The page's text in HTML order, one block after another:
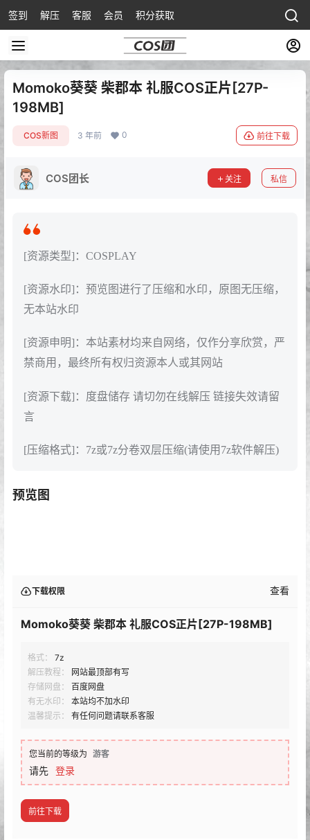
签到 解压 客服 会员 积分获取
Momoko葵葵 柴郡本 礼服COS正片[27P-
198MB]
COS新图 3 年前 0 前往下载
COS团长 关注 私信
[资源类型]：COSPLAY
[资源水印]：预览图进行了压缩和水印，原图无压缩，
无本站水印
[资源申明]：本站素材均来自网络，仅作分享欣赏，严
禁商用，最终所有权归资源本人或其网站
[资源下载]：度盘储存 请切勿在线解压 链接失效请留
言
[压缩格式]：7z或7z分卷双层压缩(请使用7z软件解压)
预览图
下载权限 查看
Momoko葵葵 柴郡本 礼服COS正片[27P-198MB]
格式：
7z
解压教程：
网站最顶部有写
存储网盘：
百度网盘
有无水印：
本站均不加水印
温馨提示：
有任何问题请联系客服
您当前的等级为 游客
请先 登录
前往下载